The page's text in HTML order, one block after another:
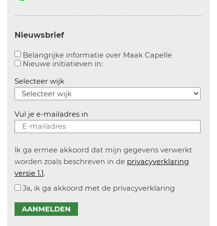
Nieuwsbrief
Belangrijke informatie over Maak CapelleAanvinken
Nieuwe initiatieven in:Aanvinken om informatie over
Selecteer wijk
Vul je e-mailadres in
Ik ga ermee akkoord dat mijn gegevens verwerkt
worden zoals beschreven in de privacyverklaring
versie 1.1.
Ja, ik ga akkoord met de privacyverklaring
AANMELDEN